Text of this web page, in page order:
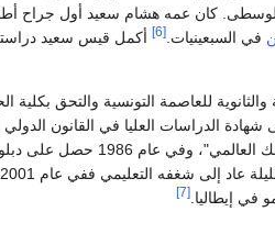
الوسطى. كان عمه هشام سعيد أول
في السبعينيات.[6] أكمل قيس سعيد
للعاصمة التونسية والتحق بكلية
عام 1985 على شهادة الدراسات العليا في القانون
دراسته بعنوان "العلاقات بين تونس
في إيطاليا.[7]